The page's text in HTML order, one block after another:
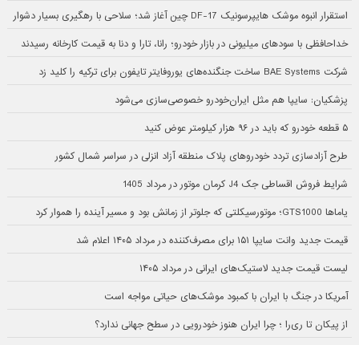
استقرار انبوه موشک هایپرسونیک DF-17 چین آغاز شد؛ سلاحی با رهگیری بسیار دشوار
خداحافظی با سودهای میلیونی در بازار خودرو؛ رانا، تارا و دنا به قیمت کارخانه رسیدند
شرکت BAE Systems ساخت جنگنده‌های یوروفایتر تایفون برای ترکیه را کلید زد
پزشکیان: سایپا هم مثل ایران‌خودرو خصوصی‌سازی می‌شود
۵ قطعه خودرو که باید در ۹۶ هزار کیلومتر عوض کنید
طرح آزادسازی تردد خودروهای پلاک منطقه آزاد انزلی در سراسر شمال کشور
شرایط فروش اقساطی جک J4 کرمان موتور در مرداد 1405
یاماها GTS1000؛ موتورسیکلتی که جلوتر از زمانش بود و مسیر آینده را هموار کرد
قیمت جدید وانت سایپا ۱۵۱ برای مصرف‌کننده در مرداد ۱۴۰۵ اعلام شد
لیست قیمت جدید لاستیک‌های ایرانی در مرداد ۱۴۰۵
آمریکا در جنگ با ایران با کمبود موشک‌های حیاتی مواجه است
از پیکان تا ری‌را ؛ چرا ایران هنوز خودرویی در سطح جهانی ندارد؟